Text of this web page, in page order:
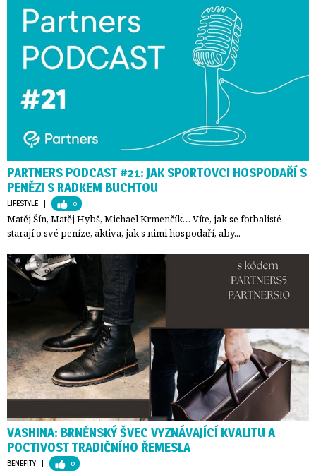
PARTNERS PODCAST #21: JAK SPORTOVCI HOSPODAŘÍ S
PENĚZI S RADKEM BUCHTOU
LIFESTYLE | 0
Matěj Šín, Matěj Hybš, Michael Krmenčík… Víte, jak se fotbalisté
starají o své peníze, aktiva, jak s nimi hospodaří, aby...
VASHINA: BRNĚNSKÝ ŠVEC VYZNÁVAJÍCÍ KVALITU A
POCTIVOST TRADIČNÍHO ŘEMESLA
BENEFITY | 0